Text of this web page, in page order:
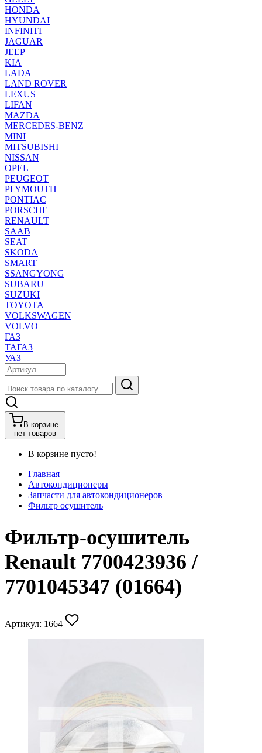
HONDA
HYUNDAI
INFINITI
JAGUAR
JEEP
KIA
LADA
LAND ROVER
LEXUS
LIFAN
MAZDA
MERCEDES-BENZ
MINI
MITSUBISHI
NISSAN
OPEL
PEUGEOT
PLYMOUTH
PONTIAC
PORSCHE
RENAULT
SAAB
SEAT
SKODA
SMART
SSANGYONG
SUBARU
SUZUKI
TOYOTA
VOLKSWAGEN
VOLVO
ГАЗ
ТАГАЗ
УАЗ
В корзине
нет товаров
В корзине пусто!
Главная
Автокондиционеры
Запчасти для автокондиционеров
Фильтр осушитель
Фильтр-осушитель
Renault 7700423936 /
7701045347 (01664)
Артикул: 1664